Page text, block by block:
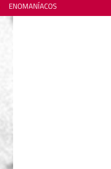
ENOMANÍACOS